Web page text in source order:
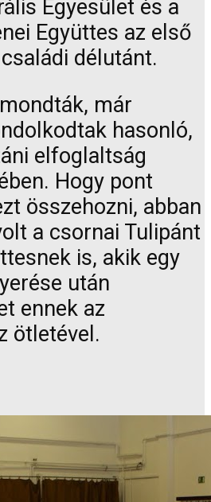
Egyesület és a
Együttes az első
délutánt.
már
hasonló,
elfoglaltság
Hogy pont
összehozni, abban
a csornai Tulipánt
is, akik egy
után
ennek az
ötletével.